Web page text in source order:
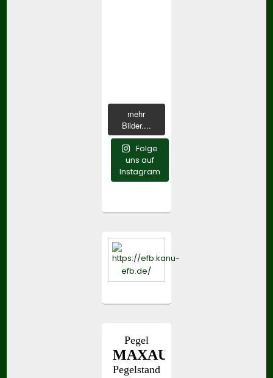
mehr
Bilder....
Folge
uns auf
Instagram